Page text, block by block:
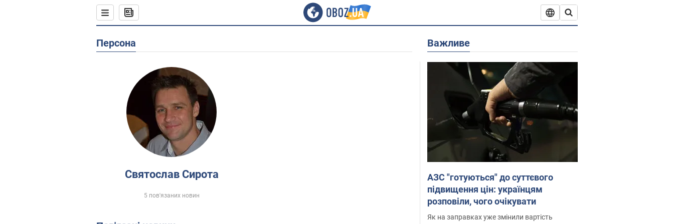
Персона
Святослав Сирота
5 пов'язаних новин
Важливе
АЗС "готуються" до суттєвого
підвищення цін: українцям
розповіли, чого очікувати
Як на заправках уже змінили вартість